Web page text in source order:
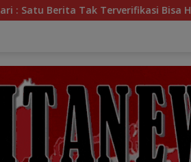
Bisa Hancurkan Nama Baik